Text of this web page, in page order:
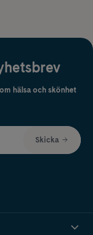
hälsa och skönhet
Skicka